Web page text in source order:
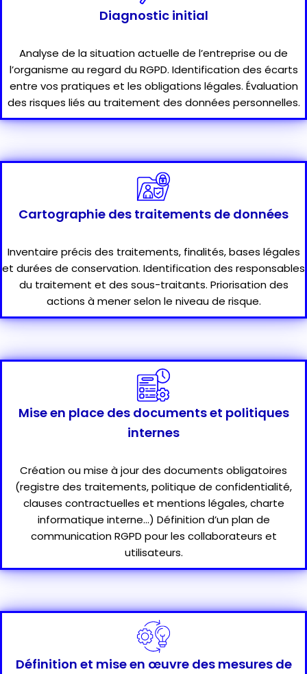
Diagnostic initial
Analyse de la situation actuelle de l’entreprise ou de
l’organisme au regard du RGPD. Identification des écarts
entre vos pratiques et les obligations légales. Évaluation
des risques liés au traitement des données personnelles.
Cartographie des traitements de données
Inventaire précis des traitements, finalités, bases légales
et durées de conservation. Identification des responsables
du traitement et des sous-traitants. Priorisation des
actions à mener selon le niveau de risque.
Mise en place des documents et politiques
internes
Création ou mise à jour des documents obligatoires
(registre des traitements, politique de confidentialité,
clauses contractuelles et mentions légales, charte
informatique interne…) Définition d’un plan de
communication RGPD pour les collaborateurs et
utilisateurs.
Définition et mise en œuvre des mesures de